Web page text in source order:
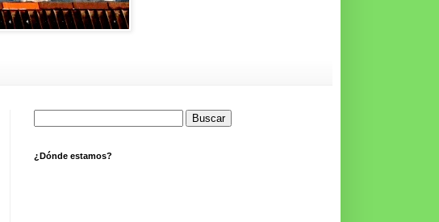
¿Dónde estamos?